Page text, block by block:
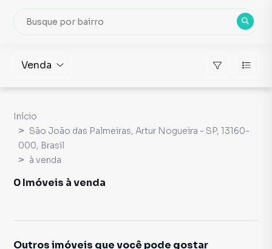
Venda
Início
São João das Palmeiras, Artur Nogueira - SP, 13160-
000, Brasil
à venda
0 Imóveis à venda
Outros imóveis que você pode gostar